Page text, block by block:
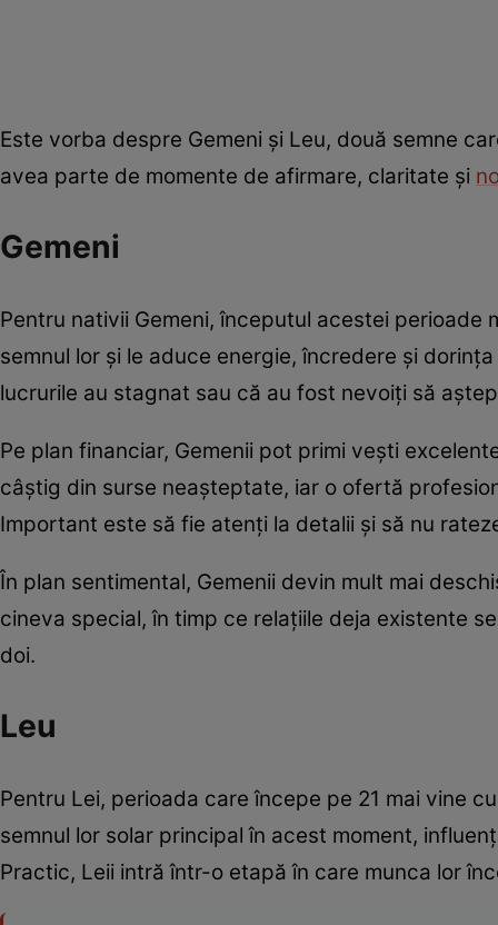
Este vorba despre Gemeni și Leu, două semne
avea parte de momente de afirmare, claritate și
Gemeni
Pentru nativii Gemeni, începutul acestei
semnul lor și le aduce energie, încredere și
lucrurile au stagnat sau că au fost nevoiți să
Pe plan financiar, Gemenii pot primi vești
câștig din surse neașteptate, iar o ofertă
Important este să fie atenți la detalii și să nu
În plan sentimental, Gemenii devin mult mai
cineva special, în timp ce relațiile deja existente
doi.
Leu
Pentru Lei, perioada care începe pe 21 mai vine
semnul lor solar principal în acest moment,
Practic, Leii intră într-o etapă în care munca lor